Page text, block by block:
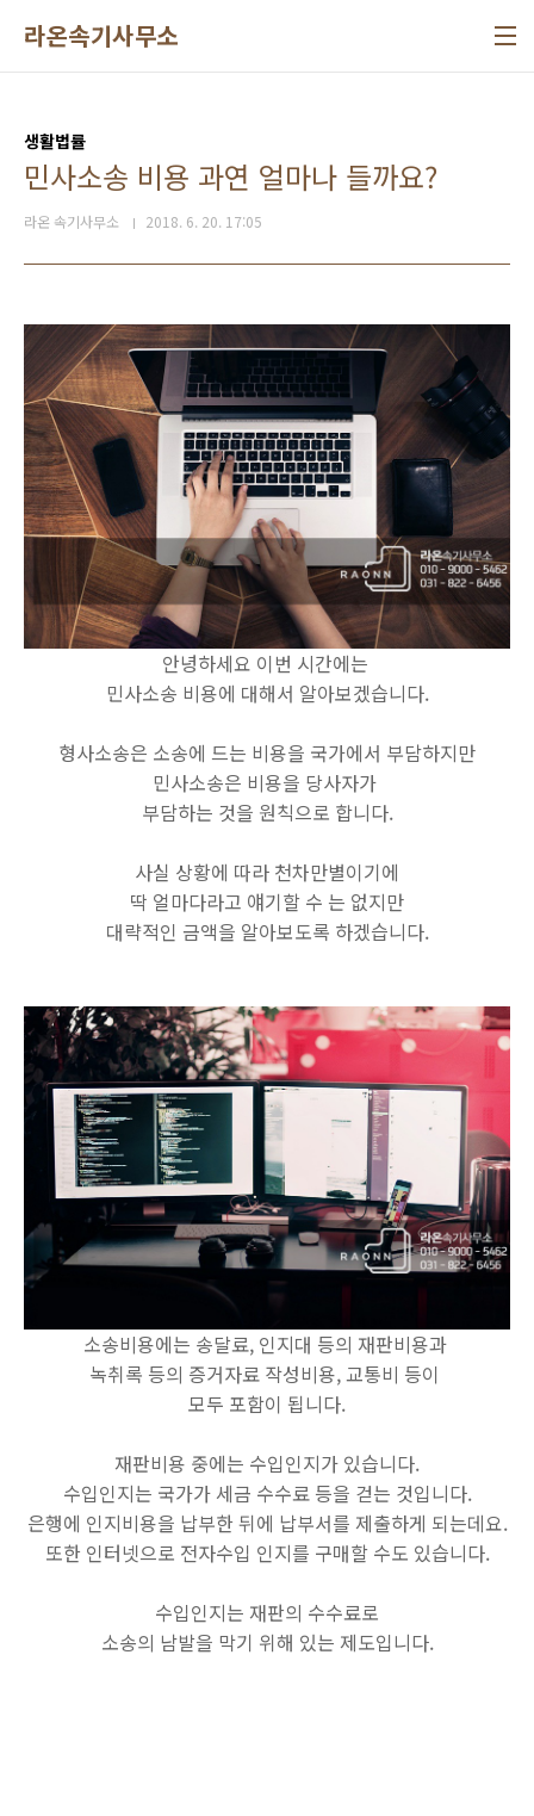
라온속기사무소
생활법률
민사소송 비용 과연 얼마나 들까요?
라온 속기사무소 2018. 6. 20. 17:05
안녕하세요 이번 시간에는
민사소송 비용에 대해서 알아보겠습니다.
형사소송은 소송에 드는 비용을 국가에서 부담하지만
민사소송은 비용을 당사자가
부담하는 것을 원칙으로 합니다.
사실 상황에 따라 천차만별이기에
딱 얼마다라고 얘기할 수 는 없지만
대략적인 금액을 알아보도록 하겠습니다.
소송비용에는 송달료, 인지대 등의 재판비용과
녹취록 등의 증거자료 작성비용, 교통비 등이
모두 포함이 됩니다.
재판비용 중에는 수입인지가 있습니다.
수입인지는 국가가 세금 수수료 등을 걷는 것입니다.
은행에 인지비용을 납부한 뒤에 납부서를 제출하게 되는데요.
또한 인터넷으로 전자수입 인지를 구매할 수도 있습니다.
수입인지는 재판의 수수료로
소송의 남발을 막기 위해 있는 제도입니다.